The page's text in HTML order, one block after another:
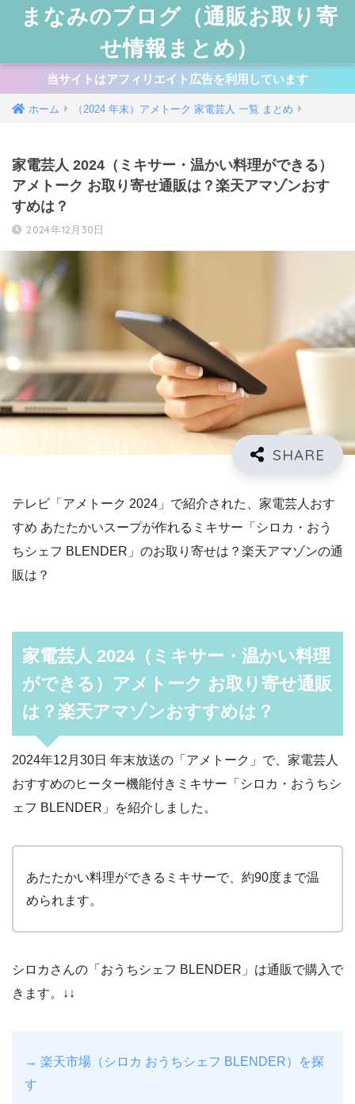
まなみのブログ（通販お取り寄
せ情報まとめ）
当サイトはアフィリエイト広告を利用しています
ホーム （2024 年末）アメトーク 家電芸人 一覧 まとめ
家電芸人 2024（ミキサー・温かい料理ができる）
アメトーク お取り寄せ通販は？楽天アマゾンおす
すめは？
2024年12月30日
テレビ「アメトーク 2024」で紹介された、家電芸人おす
すめ あたたかいスープが作れるミキサー「シロカ・おう
ちシェフ BLENDER」のお取り寄せは？楽天アマゾンの通
販は？
家電芸人 2024（ミキサー・温かい料理
ができる）アメトーク お取り寄せ通販
は？楽天アマゾンおすすめは？
2024年12月30日 年末放送の「アメトーク」で、家電芸人
おすすめのヒーター機能付きミキサー「シロカ・おうちシ
ェフ BLENDER」を紹介しました。
あたたかい料理ができるミキサーで、約90度まで温
められます。
シロカさんの「おうちシェフ BLENDER」は通販で購入で
きます。↓↓
→ 楽天市場（シロカ おうちシェフ BLENDER）を探
す